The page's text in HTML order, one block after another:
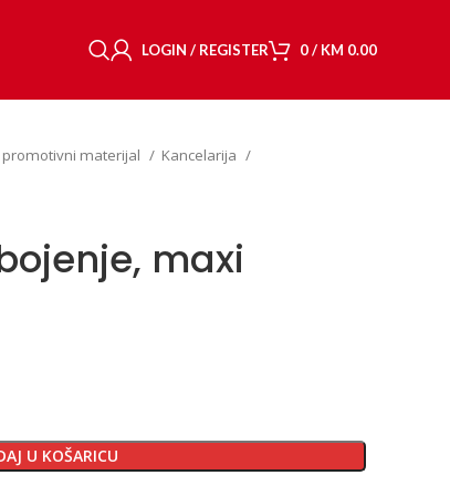
LOGIN / REGISTER 0/ KM 0.00
promotivni materijal
Kancelarija
maxi
U KOŠARICU